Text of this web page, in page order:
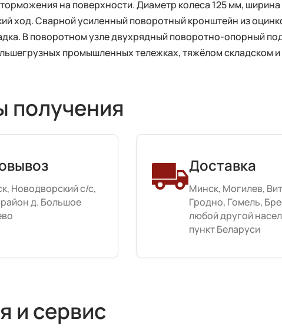
на поверхности. Диаметр колеса 125 мм,
ход. Сварной усиленный поворотный кронштейн из
В поворотном узле двухрядный поворотно-опорный
промышленных тележках, тяжёлом складском
получения
Новодворский с/с,
д. Большое
Доставка
Минск, Могилев,
Гродно, Гомель,
любой другой
пункт Беларуси
и сервис